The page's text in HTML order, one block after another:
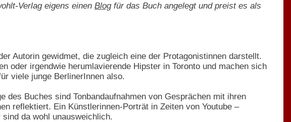
Verlag eigens einen Blogfür das Buch angelegt und preist es als
Autorin gewidmet, die zugleich eine der Protagonistinnen darstellt.
oder irgendwie herumlavierende Hipster in Toronto und machen sich
viele junge BerlinerInnen also.
Buches sind Tonbandaufnahmen von Gesprächen mit ihren
reflektiert. Ein Künstlerinnen-Porträt in Zeiten von Youtube –
sind da wohl unausweichlich.